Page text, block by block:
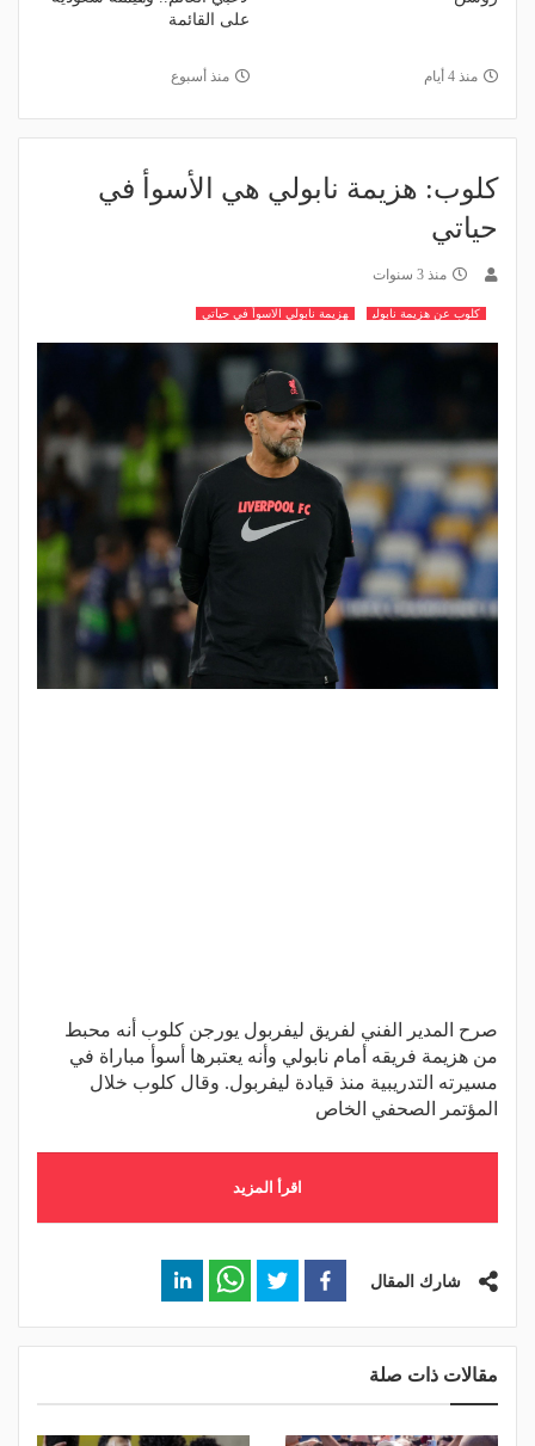
منذ 4 أيام
على القائمة
منذ أسبوع
كلوب: هزيمة نابولي هي الأسوأ في
حياتي
منذ 3 سنوات
كلوب عن هزيمة نابولي هزيمة نابولي الاسوأ في حياتي
صرح المدير الفني لفريق ليفربول يورجن كلوب أنه محبط
من هزيمة فريقه أمام نابولي وأنه يعتبرها أسوأ مباراة في
مسيرته التدريبية منذ قيادة ليفربول. وقال كلوب خلال
المؤتمر الصحفي الخاص
اقرأ المزيد
شارك المقال
مقالات ذات صلة